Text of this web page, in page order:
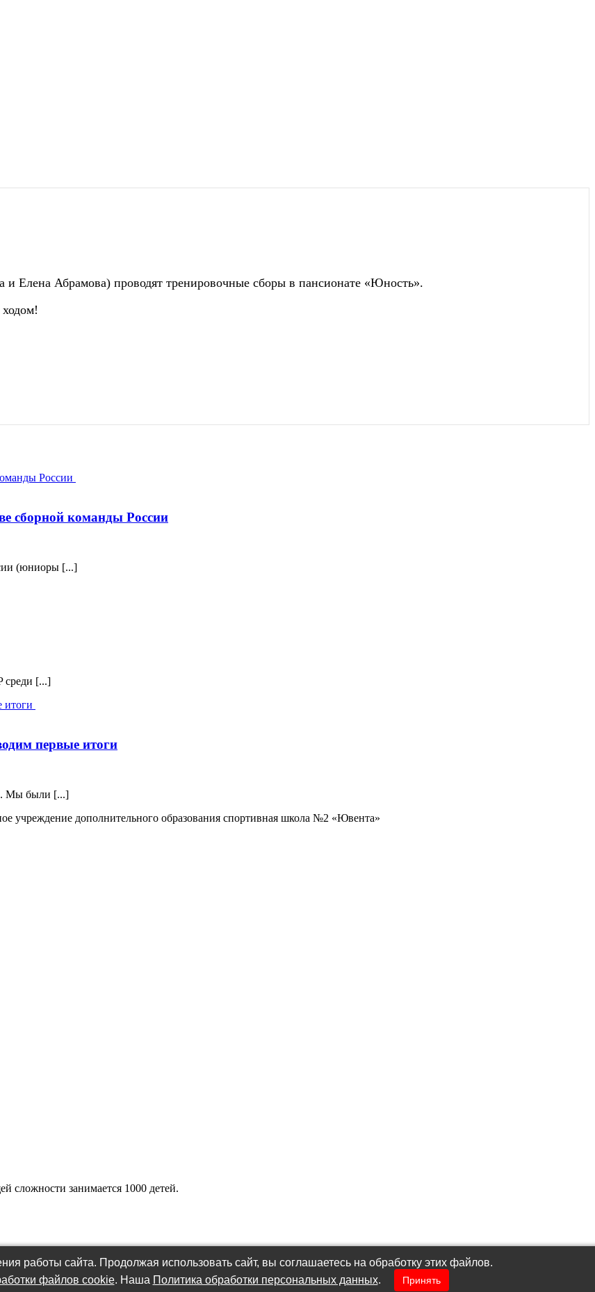
и Елена Абрамова) проводят тренировочные сборы в пансионате «Юность».
сборной команды России
(юниоры [...]
среди [...]
первые итоги
Мы были [...]
учреждение дополнительного образования спортивная школа №2 «Ювента»
сложности занимается 1000 детей.
персональных данных
работы сайта. Продолжая использовать сайт, вы соглашаетесь на обработку этих файлов.
файлов cookie. Наша Политика обработки персональных данных. Принять